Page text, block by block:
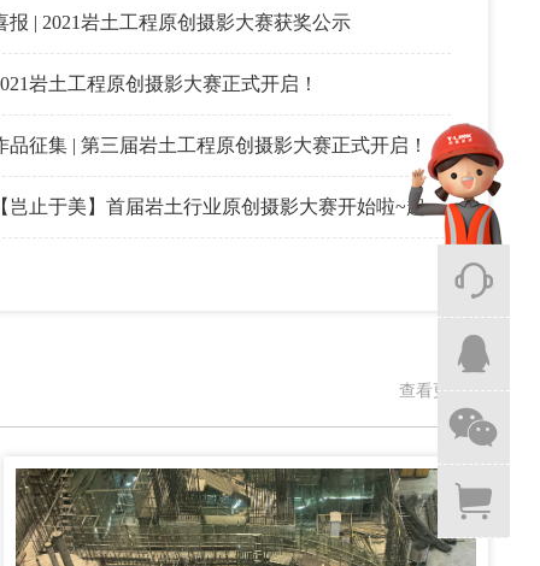
报 | 2021岩土工程原创摄影大赛获奖公示
岩土工程原创摄影大赛正式开启！
品征集 | 第三届岩土工程原创摄影大赛正式开启！
【岂止于美】首届岩土行业原创摄影大赛开始啦~超多大奖等你来拿
查看更多



